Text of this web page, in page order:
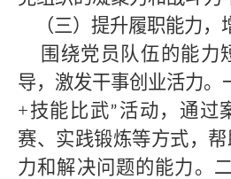
（三）提升履职能力，
围绕党员队伍的能力
导，激发干事创业活力。
+技能比武”活动，通过
赛、实践锻炼等方式，
力和解决问题的能力。